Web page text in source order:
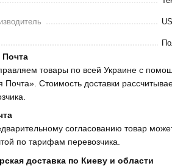
Почта
товары по всей Украине с
Почта». Стоимость доставки
согласованию товар
по тарифам перевозчика.
доставка по Киеву и области